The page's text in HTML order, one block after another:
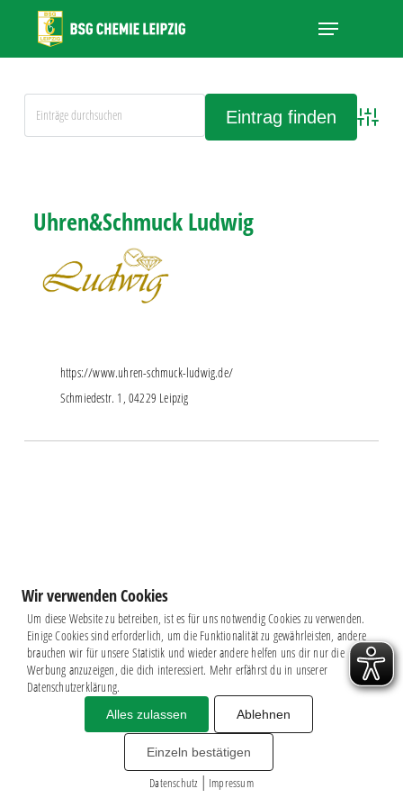
main
Menu
Uhren&Schmuck Ludwig
https://www.uhren-schmuck-ludwig.de/
Schmiedestr. 1, 04229 Leipzig
Impressum|Datenschutz
BSG CHEMIE LEIPZIG © 2026
MITGLIEDERZAHL: 2.816
webdesign by3W
Close
Wir verwenden Cookies
Um diese Website zu betreiben, ist es für uns notwendig Cookies zu verwenden.
Einige Cookies sind erforderlich, um die Funktionalität zu gewährleisten, andere
brauchen wir für unsere Statistik und wieder andere helfen uns dir nur die
Werbung anzuzeigen, die dich interessiert. Mehr erfährst du in unserer
Datenschutzerklärung.
Alles zulassen Ablehnen
Einzeln bestätigen
Datenschutz | Impressum